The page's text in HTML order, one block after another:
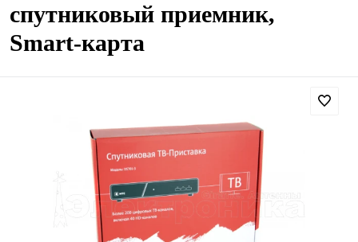
спутниковый приемник,
Smart-карта